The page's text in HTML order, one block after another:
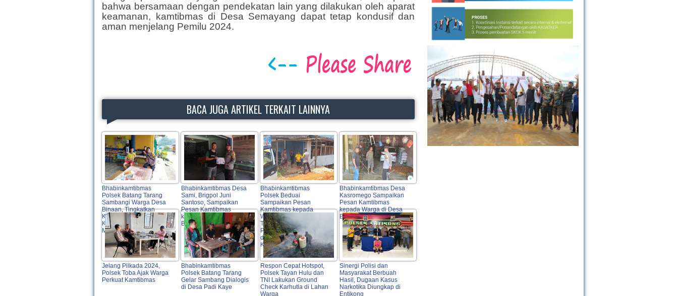
bahwa bersamaan dengan pendekatan lain yang dilakukan oleh aparat
keamanan, kamtibmas di Desa Semayang dapat tetap kondusif dan
aman menjelang Pemilu 2024.
BACA JUGA ARTIKEL TERKAIT LAINNYA
Bhabinkamtibmas
Polsek Batang Tarang
Sambangi Warga Desa
Binaan, Tingkatkan
Keamanan dan
Kesejahteraan
Masyarakat
Bhabinkamtibmas Desa
Sami, Brigpol Juni
Santoso, Sampaikan
Pesan Kamtibmas
kepada Warga Desa
Binaan
Bhabinkamtibmas
Polsek Beduai
Sampaikan Pesan
Kamtibmas kepada
Warga, Kapolsek Beduai
Tekankan Pentingnya
Partisipasi Masyarakat
dalam Menjaga
Keamanan
Bhabinkamtibmas Desa
Kasromego Sampaikan
Pesan Kamtibmas
kepada Warga di Desa
Binaan
Jelang Pilkada 2024,
Polsek Toba Ajak Warga
Perkuat Kamtibmas
Bhabinkamtibmas
Polsek Batang Tarang
Gelar Sambang Dialogis
di Desa Padi Kaye
Respon Cepat Hotspot,
Polsek Tayan Hulu dan
TNI Lakukan Ground
Check Karhutla di Lahan
Warga
Sinergi Polisi dan
Masyarakat Berbuah
Hasil, Dugaan Kasus
Narkotika Diungkap di
Entikong